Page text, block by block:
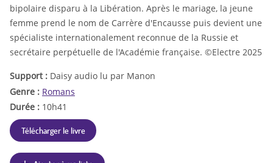
bipolaire disparu à la Libération. Après le mariage, la jeune
femme prend le nom de Carrère d'Encausse puis devient une
spécialiste internationalement reconnue de la Russie et
secrétaire perpétuelle de l'Académie française. ©Electre 2025
Support : Daisy audio lu par Manon
Genre : Romans
Durée : 10h41
Télécharger le livre